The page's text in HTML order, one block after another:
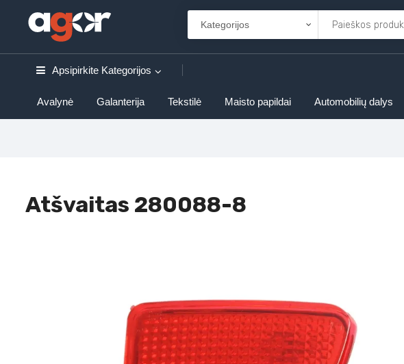
Apsipirkite Kategorijos
Avalynė Galanterija Tekstilė Maisto papildai Automobilių dalys
Atšvaitas 280088-8